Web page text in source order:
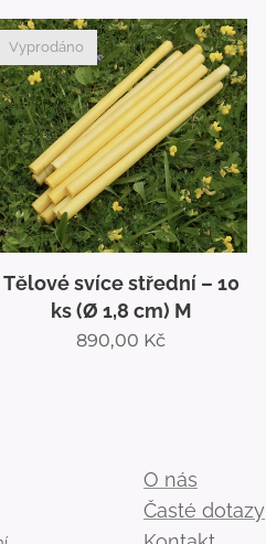
Tělové svíce střední – 10
ks (Ø 1,8 cm) M
Vyprodáno
890,00 Kč
O nás
Časté dotazy